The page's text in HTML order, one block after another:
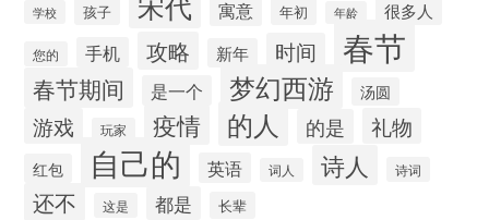
学校 孩子 寓意 年初 年龄 很多人
您的 手机 攻略 新年 时间 春节
春节期间 是一个 梦幻西游 汤圆
游戏 玩家 疫情 的人 的是 礼物
红包 自己的 英语 词人 诗人 诗词
还不 这是 都是 长辈